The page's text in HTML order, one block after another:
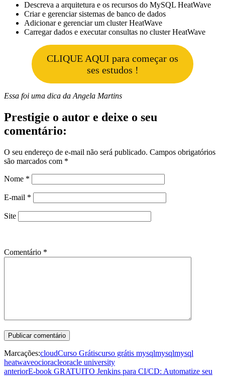
Descreva a arquitetura e os recursos do MySQL HeatWave
Criar e gerenciar sistemas de banco de dados
Adicionar e gerenciar um cluster HeatWave
Carregar dados e executar consultas no cluster HeatWave
CLIQUE AQUI para começar os
ses estudos !
Essa foi uma dica da Angela Martins
Prestigie o autor e deixe o seu
comentário:
O seu endereço de e-mail não será publicado. Campos obrigatórios
são marcados com *
Nome *
E-mail *
Site
Comentário *
Marcações:cloudCurso Grátiscurso grátis mysqlmysqlmysql
heatwaveocioracleoracle university
anteriorE-book GRATUITO Jenkins para CI/CD: Automatize seu